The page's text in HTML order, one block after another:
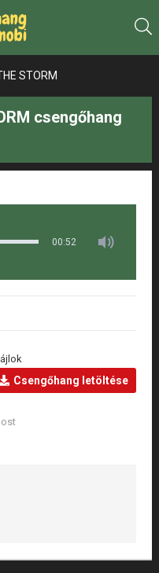
STORM
csengőhang
00:52
Csengőhang letöltése